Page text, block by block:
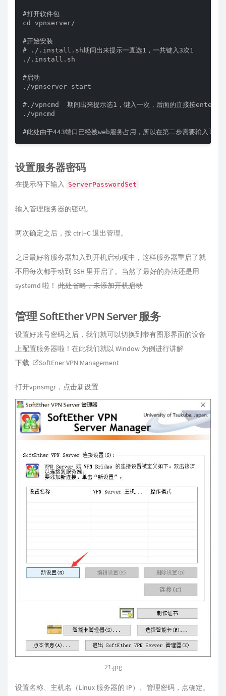
#打开软件包
cd vpnserver/
#开始安装
# ./.install.sh期间出来提示一直选1，一共键入3次1
./.install.sh
#启动
./vpnserver start
#./vpncmd  期间出来提示选1，键入一次，后面的直接按enter
./vpncmd
#此处由于443端口已经被web服务占用，所以在第二步需要输入
设置服务器密码
在提示符下输入 ServerPasswordSet
输入管理服务器的密码。
两次确定之后，按 ctrl+C 退出管理。
之后最好将服务器加入到开机启动项中，这样服务器重启了就
不用每次都手动到 SSH 里开启了。当然了最好的办法还是用
systemd 啦！ 此处省略，未添加开机启动
管理 SoftEther VPN Server 服务
设置好账号密码之后，我们就可以切换到带有图形界面的设备
上配置服务器啦！在此我们就以 Window 为例进行讲解
下载
SoftEner VPN Management
打开vpnsmgr，点击新设置
21.jpg
设置名称、主机名（Linux 服务器的 IP）、管理密码，点确定。